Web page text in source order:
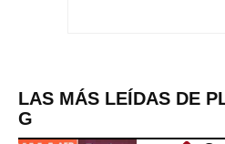
LAS MÁS LEÍDAS DE
G